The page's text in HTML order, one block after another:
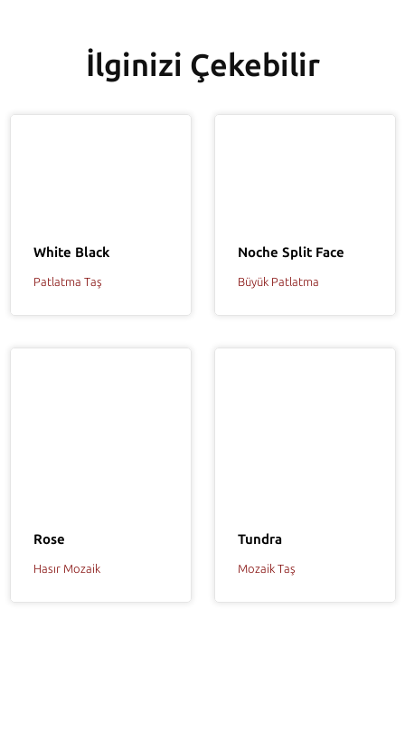
İlginizi Çekebilir
White Black
Patlatma Taş
Noche Split Face
Büyük Patlatma
Rose
Hasır Mozaik
Tundra
Mozaik Taş